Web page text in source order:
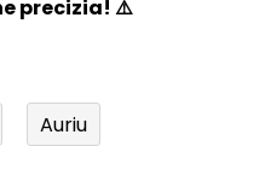
precizia! ⚠️
Auriu